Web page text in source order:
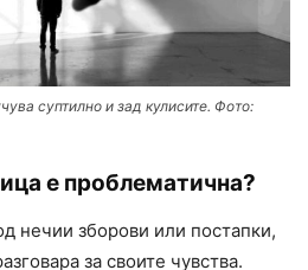
суптилно и зад кулисите. Фото:
е проблематична?
нечии зборови или постапки,
за своите чувства.